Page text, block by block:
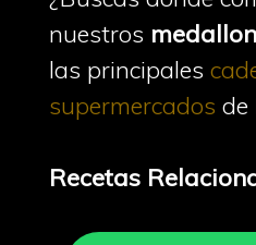
nuestros
las principales
supermercados de
Recetas